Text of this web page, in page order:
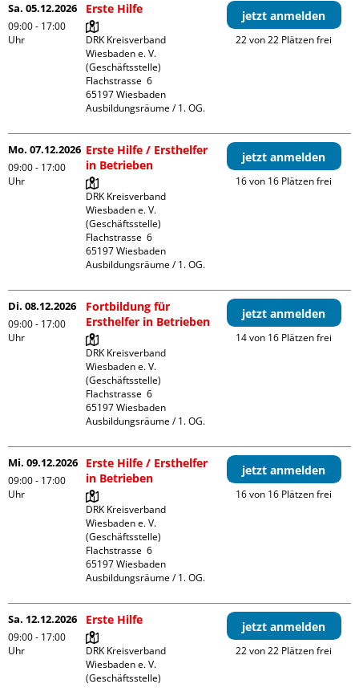
Sa. 05.12.2026
09:00 - 17:00
Uhr
Erste Hilfe
DRK Kreisverband
Wiesbaden e. V.
(Geschäftsstelle)
Flachstrasse  6
65197 Wiesbaden
Ausbildungsräume / 1. OG.
jetzt anmelden
22 von 22 Plätzen frei
Mo. 07.12.2026
09:00 - 17:00
Uhr
Erste Hilfe / Ersthelfer
in Betrieben
DRK Kreisverband
Wiesbaden e. V.
(Geschäftsstelle)
Flachstrasse  6
65197 Wiesbaden
Ausbildungsräume / 1. OG.
jetzt anmelden
16 von 16 Plätzen frei
Di. 08.12.2026
09:00 - 17:00
Uhr
Fortbildung für
Ersthelfer in Betrieben
DRK Kreisverband
Wiesbaden e. V.
(Geschäftsstelle)
Flachstrasse  6
65197 Wiesbaden
Ausbildungsräume / 1. OG.
jetzt anmelden
14 von 16 Plätzen frei
Mi. 09.12.2026
09:00 - 17:00
Uhr
Erste Hilfe / Ersthelfer
in Betrieben
DRK Kreisverband
Wiesbaden e. V.
(Geschäftsstelle)
Flachstrasse  6
65197 Wiesbaden
Ausbildungsräume / 1. OG.
jetzt anmelden
16 von 16 Plätzen frei
Sa. 12.12.2026
09:00 - 17:00
Uhr
Erste Hilfe
DRK Kreisverband
Wiesbaden e. V.
(Geschäftsstelle)
jetzt anmelden
22 von 22 Plätzen frei